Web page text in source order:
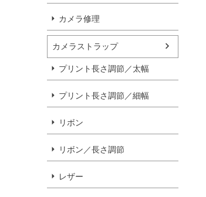
カメラ修理
カメラストラップ
プリント長さ調節／太幅
プリント長さ調節／細幅
リボン
リボン／長さ調節
レザー